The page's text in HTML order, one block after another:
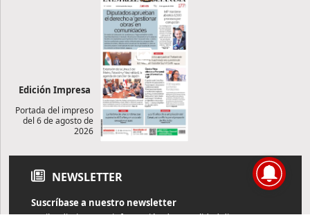
Edición Impresa
Portada del impreso
del 6 de agosto de
2026
NEWSLETTER
Suscríbase a nuestro newsletter
Reciba diariamente información de actualidad directamente en